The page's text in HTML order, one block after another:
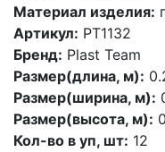
Материал изделия:
Артикул: PT1132
Бренд: Plast Team
Размер(длина, м):
Размер(ширина, м):
Размер(высота, м):
Кол-во в уп, шт: 12